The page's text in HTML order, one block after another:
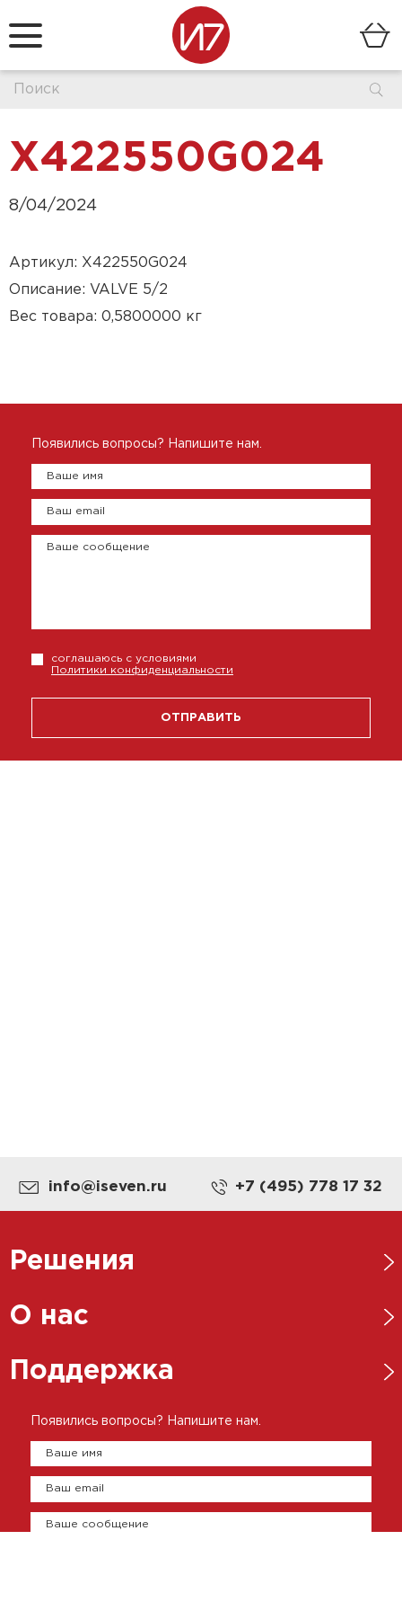
X422550G024
8/04/2024
Артикул: X422550G024
Описание: VALVE 5/2
Вес товара: 0,5800000 кг
Появились вопросы? Напишите нам.
Ваше имя
Ваш email
Ваше сообщение
соглашаюсь с условиями
Политики конфиденциальности
ОТПРАВИТЬ
info@iseven.ru +7 (495) 778 17 32
Решения
Нефтегазовая отрасль
Энергетика
О нас
Новости
История
Представительства
Оплата и доставка
Контакты
Поддержка
Каталоги
Брошюры
Сертификаты
Появились вопросы? Напишите нам.
Ваше имя
Ваш email
Ваше сообщение